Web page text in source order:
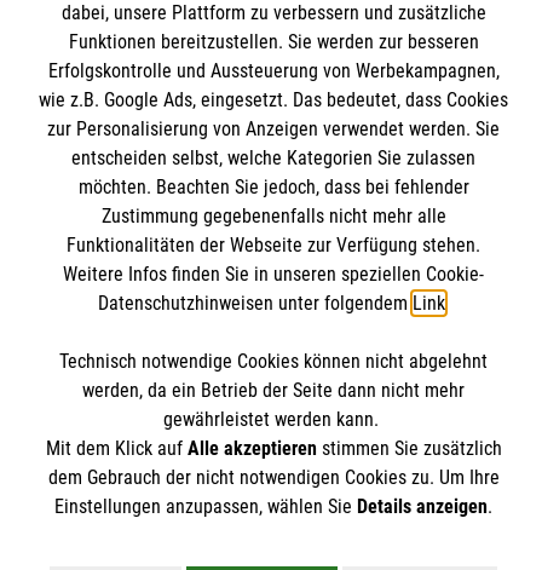
Mitarbeiten
Wir Malteser
Kontakt
Impressum
Datenschutz
Malteser online
Malteserorden
Malteser Jugend
Malteser International
Sharepoint
Spendenkonto
Empfänger: Malteser Hilfsdienst e.V.
IBAN: DE78370601201201201019
BIC: GENODED1AAC
Aachener Bank eG
Soziale Netzwerke
Der Malteser Hilfsdienst e.V. ist als eingetragene
gemeinnützige Organisation von der Körperschaft- und
dabei, unsere Plattform zu verbessern und zusätzliche
Funktionen bereitzustellen. Sie werden zur besseren
Erfolgskontrolle und Aussteuerung von Werbekampagnen,
wie z.B. Google Ads, eingesetzt. Das bedeutet, dass Cookies
zur Personalisierung von Anzeigen verwendet werden. Sie
entscheiden selbst, welche Kategorien Sie zulassen
möchten. Beachten Sie jedoch, dass bei fehlender
Zustimmung gegebenenfalls nicht mehr alle
Funktionalitäten der Webseite zur Verfügung stehen.
Weitere Infos finden Sie in unseren speziellen Cookie-
Datenschutzhinweisen unter folgendem Link.
Technisch notwendige Cookies können nicht abgelehnt
werden, da ein Betrieb der Seite dann nicht mehr
gewährleistet werden kann.
Mit dem Klick auf Alle akzeptierenstimmen Sie zusätzlich
dem Gebrauch der nicht notwendigen Cookies zu. Um Ihre
Einstellungen anzupassen, wählen Sie Details anzeigen.